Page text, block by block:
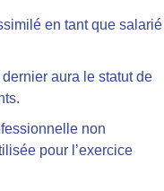
en tant que salarié
aura le statut de
non
pour l’exercice